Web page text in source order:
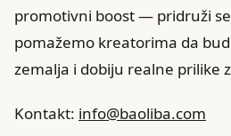
promotivni boost — pridruži se
pomažemo kreatorima da
zemalja i dobiju realne prilike
Kontakt: info@baoliba.com